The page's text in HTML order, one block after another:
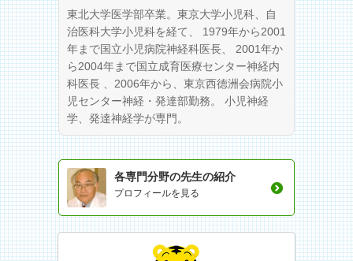
東北大学医学部卒業。東京大学小児科、自
治医科大学小児科を経て、 1979年から2001
年まで国立小児病院神経科医長、 2001年か
ら2004年まで国立成育医療センター神経内
科医長 、2006年から、東京西徳洲会病院小
児センター神経・発達部勤務。 小児神経
学、発達神経学が専門。
各専門分野の先生の紹介
プロフィールを見る